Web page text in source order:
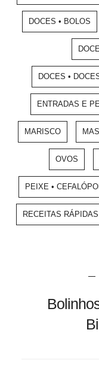
DOCES • BOLOS
DOCES •
ENTRADAS E
MARISCO
OVOS
PEIXE •
RECEITAS RÁPIDAS